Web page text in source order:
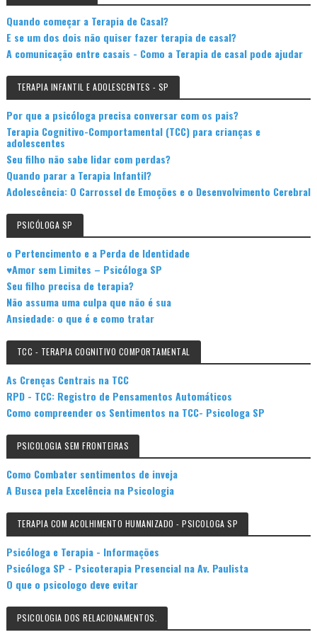
Quando começar a Terapia de Casal?
E se um dos dois não quiser fazer terapia de casal?
A comunicação entre casais - Como a Terapia de casal pode ajudar
TERAPIA INFANTIL E ADOLESCENTES - SP
Por que a psicóloga precisa conversar com os pais?
Terapia Cognitivo-Comportamental (TCC) para crianças e
adolescentes
Seu filho não sabe lidar com perdas?
Quando parar a Terapia Infantil?
Adolescência: O Carrossel de Emoções e o Desenvolvimento Cerebral
PSICÓLOGA SP
o Pertencimento e a Perda de Identidade
♥Amor sem Limites – Psicóloga SP
Seu filho precisa de terapia?
Não assuma uma culpa que não é sua
Ansiedade: o que é e como tratar
TCC - TERAPIA COGNITIVO COMPORTAMENTAL
As Crenças Centrais na TCC
RPD - TCC: Registro de Pensamentos Automáticos
Como compreender os Sentimentos na TCC- Psicologa SP
PSICOLOGIA SEM FRONTEIRAS
Como Combater sentimentos de inveja
A Busca pela Excelência na Psicologia
TERAPIA COM ACOLHIMENTO HUMANIZADO - PSICOLOGA SP
Psicóloga e Terapia - Informações
Psicóloga SP - Psicoterapia Presencial na Av. Paulista
O que o psicologo deve evitar
PSICOLOGIA DOS RELACIONAMENTOS.